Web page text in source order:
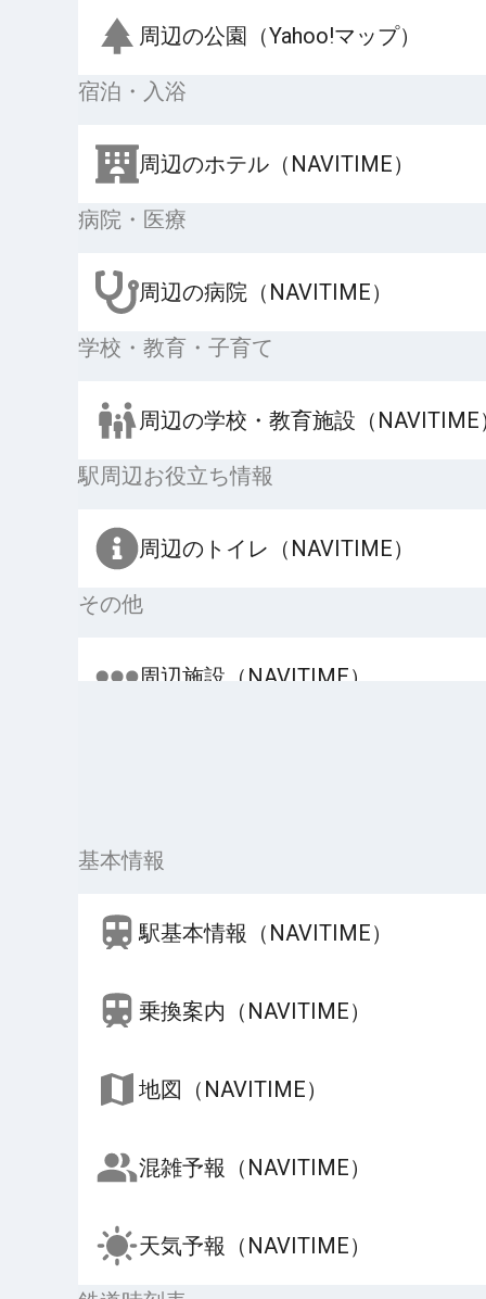
周辺の公園（Yahoo!マップ）
宿泊・入浴
周辺のホテル（NAVITIME）
病院・医療
周辺の病院（NAVITIME）
学校・教育・子育て
周辺の学校・教育施設（NAVITIME
駅周辺お役立ち情報
周辺のトイレ（NAVITIME）
その他
周辺施設（NAVITIME）
基本情報
駅基本情報（NAVITIME）
乗換案内（NAVITIME）
地図（NAVITIME）
混雑予報（NAVITIME）
天気予報（NAVITIME）